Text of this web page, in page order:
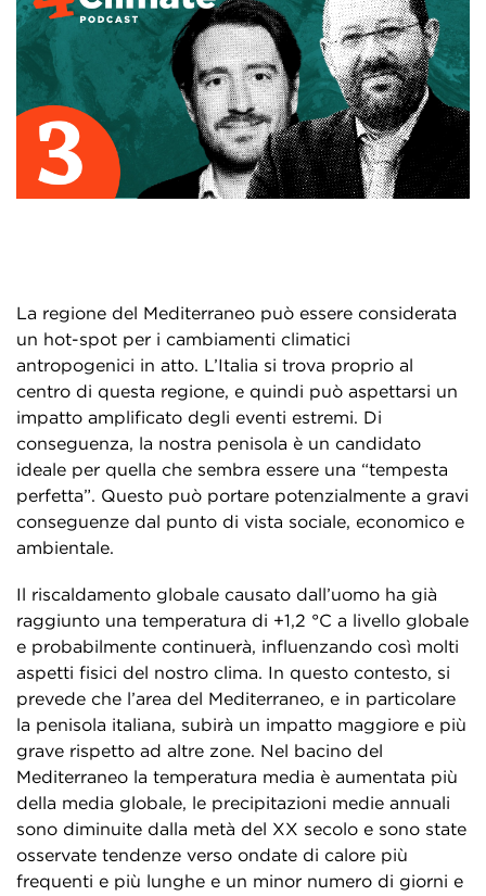
La regione del Mediterraneo può essere considerata
un hot-spot per i cambiamenti climatici
antropogenici in atto. L’Italia si trova proprio al
centro di questa regione, e quindi può aspettarsi un
impatto amplificato degli eventi estremi. Di
conseguenza, la nostra penisola è un candidato
ideale per quella che sembra essere una “tempesta
perfetta”. Questo può portare potenzialmente a gravi
conseguenze dal punto di vista sociale, economico e
ambientale.
Il riscaldamento globale causato dall’uomo ha già
raggiunto una temperatura di +1,2 °C a livello globale
e probabilmente continuerà, influenzando così molti
aspetti fisici del nostro clima. In questo contesto, si
prevede che l’area del Mediterraneo, e in particolare
la penisola italiana, subirà un impatto maggiore e più
grave rispetto ad altre zone. Nel bacino del
Mediterraneo la temperatura media è aumentata più
della media globale, le precipitazioni medie annuali
sono diminuite dalla metà del XX secolo e sono state
osservate tendenze verso ondate di calore più
frequenti e più lunghe e un minor numero di giorni e